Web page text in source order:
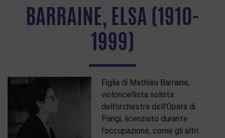
BARRAINE, ELSA (1910-
1999)
Figlia di Mathieu Barraine,
violoncellista solista
dell’orchestra dell’Opera di
Parigi, licenziato durante
l’occupazione, come gli altri